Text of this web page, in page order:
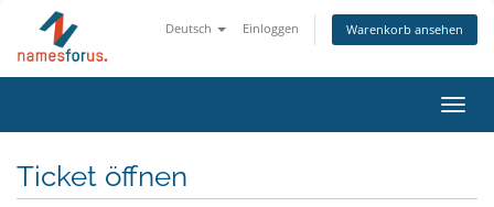
Deutsch Einloggen Warenkorb ansehen
ein-/
Ticket öffnen